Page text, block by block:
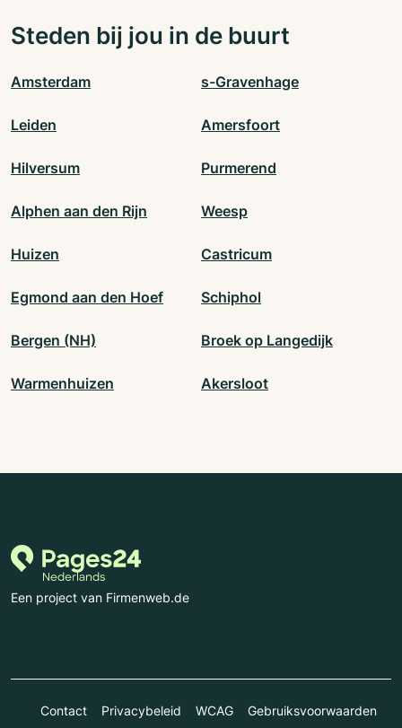
Steden bij jou in de buurt
Amsterdam s-Gravenhage
Leiden Amersfoort
Hilversum Purmerend
Alphen aan den Rijn Weesp
Huizen Castricum
Egmond aan den Hoef Schiphol
Bergen (NH) Broek op Langedijk
Warmenhuizen Akersloot
Een project van Firmenweb.de
Contact Privacybeleid WCAG Gebruiksvoorwaarden